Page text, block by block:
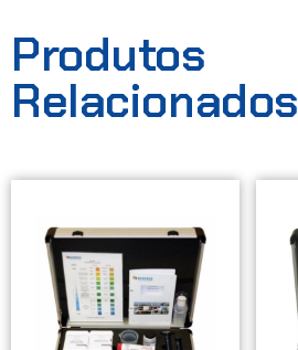
Produtos
Relacionados